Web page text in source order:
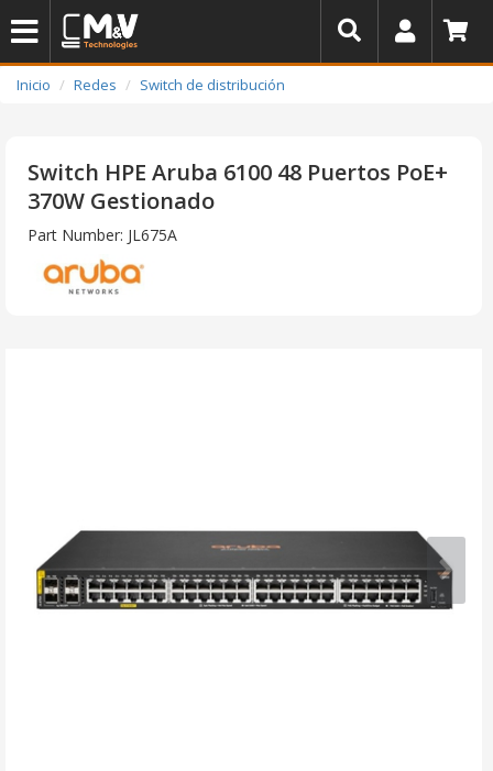
Inicio Redes Switch de distribución
Switch HPE Aruba 6100 48 Puertos PoE+
370W Gestionado
Part Number: JL675A